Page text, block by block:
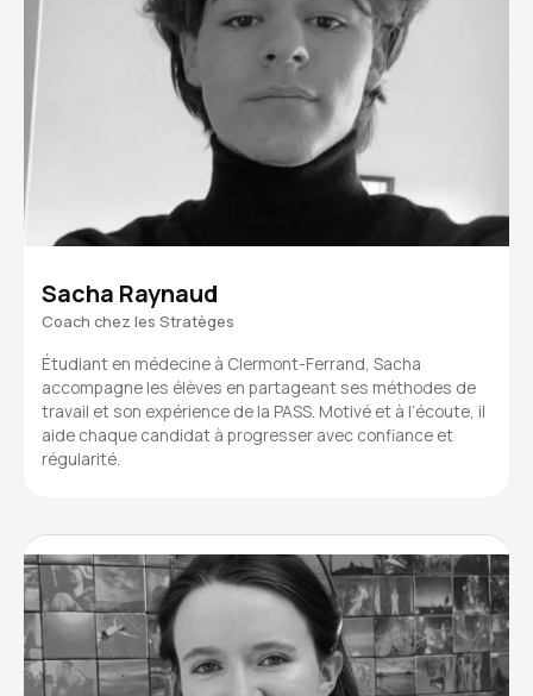
Sacha Raynaud
Coach chez les Stratèges
Étudiant en médecine à Clermont-Ferrand, Sacha
accompagne les élèves en partageant ses méthodes de
travail et son expérience de la PASS. Motivé et à l’écoute, il
aide chaque candidat à progresser avec confiance et
régularité.